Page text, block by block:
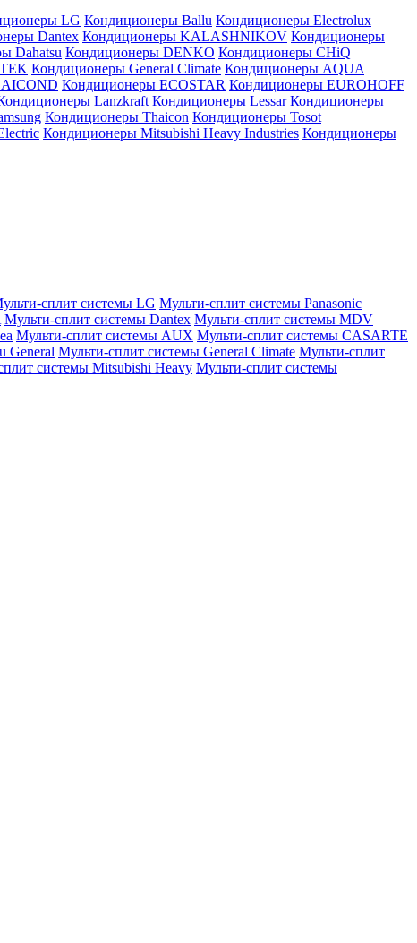
LG Кондиционеры Ballu Кондиционеры Electrolux
Dantex Кондиционеры KALASHNIKOV Кондиционеры
Dahatsu Кондиционеры DENKO Кондиционеры CHiQ
Кондиционеры General Climate Кондиционеры AQUA
Кондиционеры ECOSTAR Кондиционеры EUROHOFF
Lanzkraft Кондиционеры Lessar Кондиционеры
Кондиционеры Thaicon Кондиционеры Tosot
Кондиционеры Mitsubishi Heavy Industries Кондиционеры
сплит системы LG Мульти-сплит системы Panasonic
Мульти-сплит системы Dantex Мульти-сплит системы MDV
Мульти-сплит системы AUX Мульти-сплит системы CASARTE
General Мульти-сплит системы General Climate Мульти-сплит
системы Mitsubishi Heavy Мульти-сплит системы